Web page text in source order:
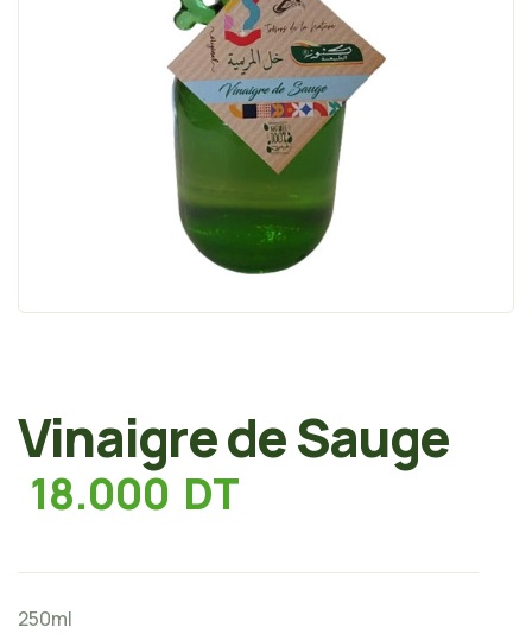
Vinaigre de Sauge
18.000 DT
250ml